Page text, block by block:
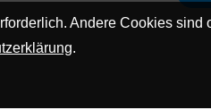
Andere Cookies
.